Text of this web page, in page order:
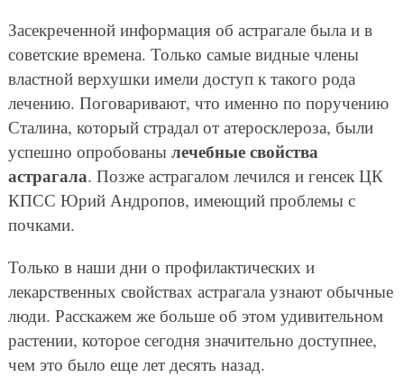
Засекреченной информация об астрагале была и в
советские времена. Только самые видные члены
властной верхушки имели доступ к такого рода
лечению. Поговаривают, что именно по поручению
Сталина, который страдал от атеросклероза, были
успешно опробованы лечебные свойства
астрагала. Позже астрагалом лечился и генсек ЦК
КПСС Юрий Андропов, имеющий проблемы с
почками.
Только в наши дни о профилактических и
лекарственных свойствах астрагала узнают обычные
люди. Расскажем же больше об этом удивительном
растении, которое сегодня значительно доступнее,
чем это было еще лет десять назад.